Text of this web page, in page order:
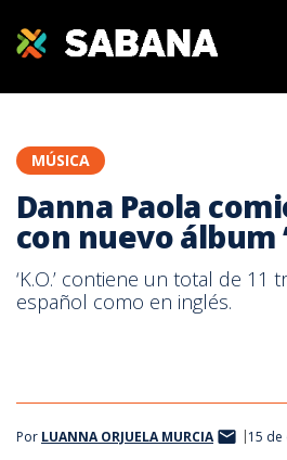
MÚSICA
Danna Paola
con nuevo álbum
‘K.O.’ contiene un total de 11
español como en inglés.
Por LUANNA ORJUELA MURCIA 15 de